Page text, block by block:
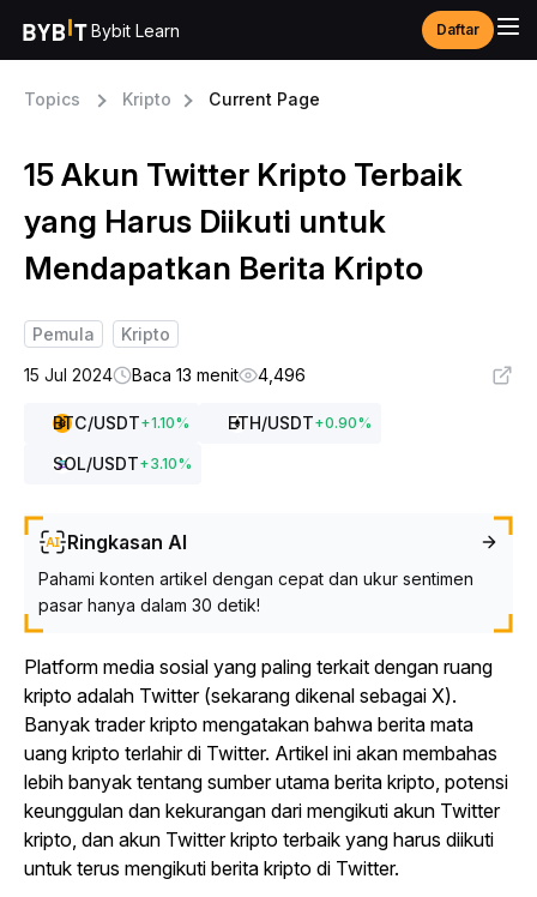
Bybit Learn Daftar
Topics Kripto Current Page
15 Akun Twitter Kripto Terbaik
yang Harus Diikuti untuk
Mendapatkan Berita Kripto
Pemula
Kripto
15 Jul 2024
Baca 13 menit 4,496
BTC/USDT+1.10% ETH/USDT+0.90%
SOL/USDT+3.10%
Ringkasan AI
Pahami konten artikel dengan cepat dan ukur sentimen
pasar hanya dalam 30 detik!
Platform media sosial yang paling terkait dengan ruang
kripto adalah Twitter (sekarang dikenal sebagai X).
Banyak trader kripto mengatakan bahwa berita mata
uang kripto terlahir di Twitter. Artikel ini akan membahas
lebih banyak tentang sumber utama berita kripto, potensi
keunggulan dan kekurangan dari mengikuti akun Twitter
kripto, dan akun Twitter kripto terbaik yang harus diikuti
untuk terus mengikuti berita kripto di Twitter.